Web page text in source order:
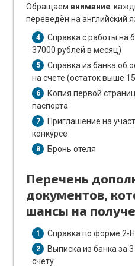
Обращаем внимание:
переведён на английский
4
Справка с работы на
37000 рублей в месяц)
5
Справка из банка об
на счете (остаток выше
6
Копия первой
паспорта
7
Приглашение на
конкурсе
8 Бронь отеля
Перечень
документов,
шансы на
1 Справка по форме
2
Выписка из банка за
счету